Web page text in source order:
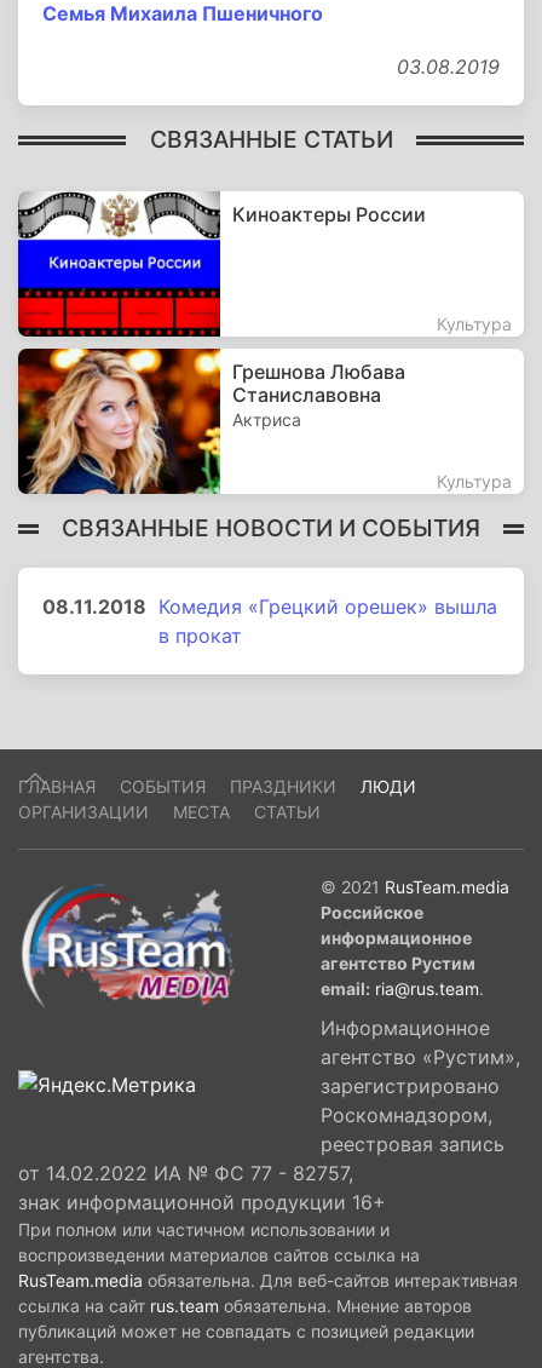
Семья Михаила Пшеничного
03.08.2019
СВЯЗАННЫЕ СТАТЬИ
Киноактеры России
Культура
Грешнова Любава
Станиславовна
Актриса
Культура
СВЯЗАННЫЕ НОВОСТИ И СОБЫТИЯ
08.11.2018 Комедия «Грецкий орешек» вышла
в прокат
ГЛАВНАЯ СОБЫТИЯ ПРАЗДНИКИ
ЛЮДИ
ОРГАНИЗАЦИИ
МЕСТА СТАТЬИ
© 2021 RusTeam.media
Российское
информационное
агентство Рустим
email: ria@rus.team.
Информационное
агентство «Рустим»,
зарегистрировано
Роскомнадзором,
реестровая запись
от 14.02.2022 ИА № ФС 77 - 82757,
знак информационной продукции 16+
При полном или частичном использовании и
воспроизведении материалов сайтов ссылка на
RusTeam.media обязательна. Для веб-сайтов интерактивная
ссылка на сайт rus.team обязательна. Мнение авторов
публикаций может не совпадать с позицией редакции
агентства.